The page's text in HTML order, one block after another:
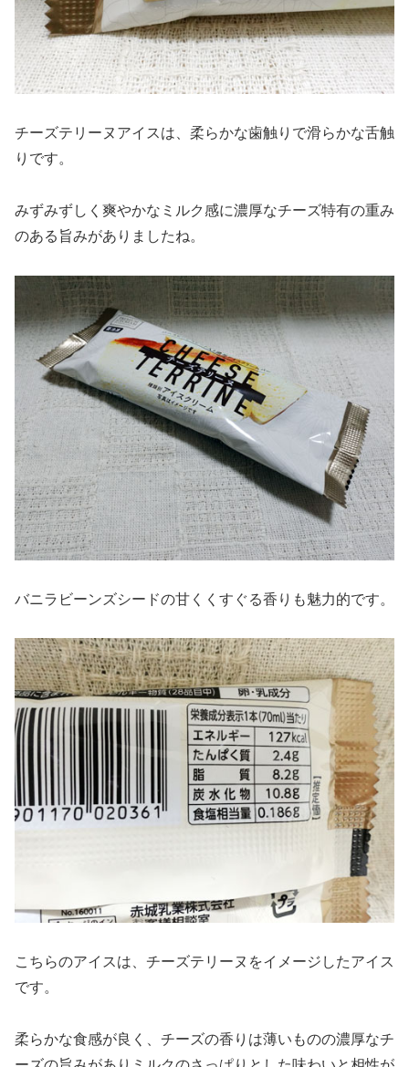
チーズテリーヌアイスは、柔らかな歯触りで滑らかな舌触
りです。
みずみずしく爽やかなミルク感に濃厚なチーズ特有の重み
のある旨みがありましたね。
バニラビーンズシードの甘くくすぐる香りも魅力的です。
こちらのアイスは、チーズテリーヌをイメージしたアイス
です。
柔らかな食感が良く、チーズの香りは薄いものの濃厚なチ